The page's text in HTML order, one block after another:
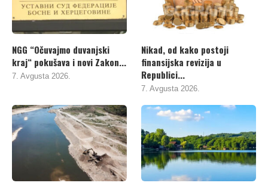
NGG “Očuvajmo duvanjski
kraj“ pokušava i novi Zakon...
7. Avgusta 2026.
Nikad, od kako postoji
finansijska revizija u
Republici...
7. Avgusta 2026.